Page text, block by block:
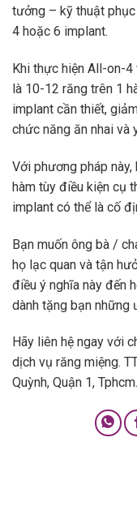
tưởng – kỹ thuật
4 hoặc 6 implant.
Khi thực hiện All-on-
là 10-12 răng trên 1
implant cần thiết,
chức năng ăn nhai và
Với phương pháp
hàm tùy điều kiện cụ
implant có thể là cố
Bạn muốn ông bà /
họ lạc quan và tận
điều ý nghĩa này đến
dành tặng bạn những
Hãy liên hệ ngay với
dịch vụ răng miệng.
Quỳnh, Quận 1, Tphcm.